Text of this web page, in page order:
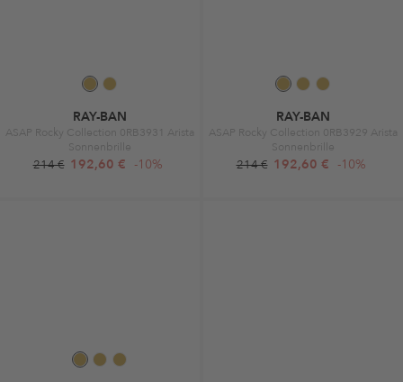
RAY-BAN
ASAP Rocky Collection 0RB3931 Arista
Sonnenbrille
214 € 192,60 € -10%
RAY-BAN
ASAP Rocky Collection 0RB3929 Arista
Sonnenbrille
214 € 192,60 € -10%